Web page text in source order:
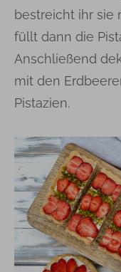
bestreicht ihr sie
füllt dann die
Anschließend
mit den
Pistazien.